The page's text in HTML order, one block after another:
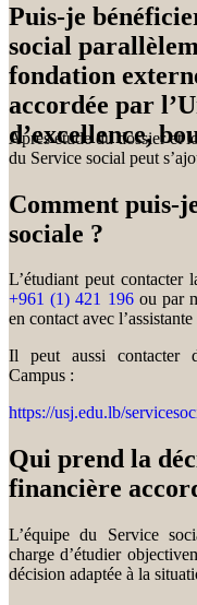
Puis-je
social
fondation
accordée par
d’excellence,
Après étude du dossier et
du Service social peut
Comment puis-
sociale ?
L’étudiant peut contacter
+961 (1) 421 196ou par
en contact avec
Il peut aussi contacter
Campus :
https://usj.edu.lb/
Qui prend la
financière
L’équipe du Service
charge d’étudier
décision adaptée à la